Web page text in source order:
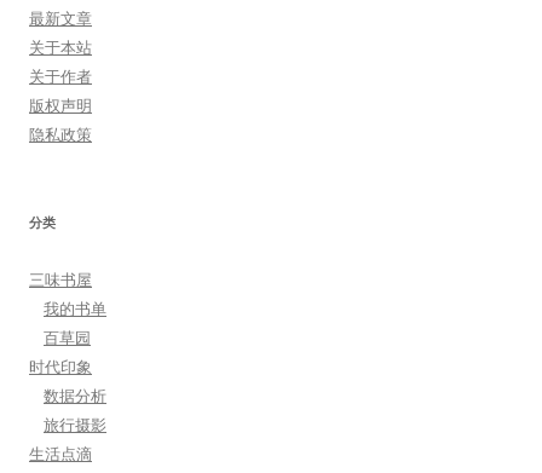
最新文章
关于本站
关于作者
版权声明
隐私政策
分类
三味书屋
我的书单
百草园
时代印象
数据分析
旅行摄影
生活点滴